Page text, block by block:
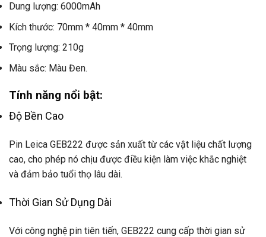
Dung lượng: 6000mAh
Kích thước: 70mm * 40mm * 40mm
Trọng lượng: 210g
Màu sắc: Màu Đen.
Tính năng nổi bật:
Độ Bền Cao
Pin Leica GEB222 được sản xuất từ các vật liệu chất lượng
cao, cho phép nó chịu được điều kiện làm việc khắc nghiệt
và đảm bảo tuổi thọ lâu dài.
Thời Gian Sử Dụng Dài
Với công nghệ pin tiên tiến, GEB222 cung cấp thời gian sử